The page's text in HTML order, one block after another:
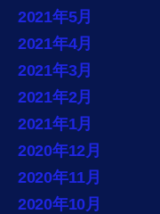
2021年5月
2021年4月
2021年3月
2021年2月
2021年1月
2020年12月
2020年11月
2020年10月